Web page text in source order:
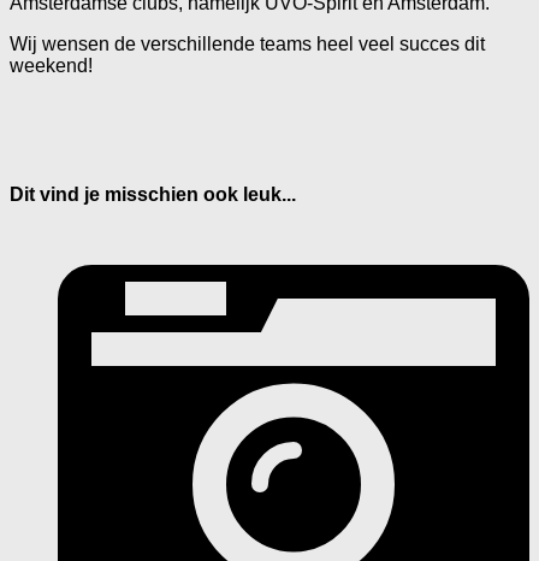
Wij wensen de verschillende teams heel veel succes dit
weekend!
Dit vind je misschien ook leuk...